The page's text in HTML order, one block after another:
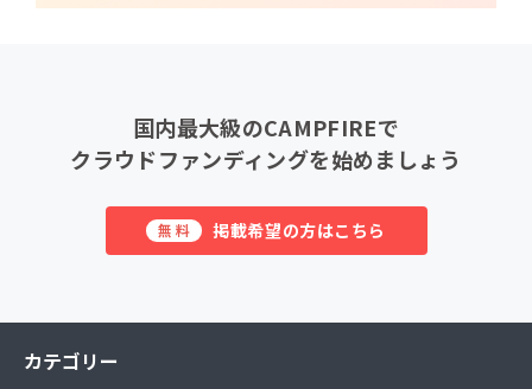
国内最大級のCAMPFIREで
クラウドファンディングを始めましょう
無料 掲載希望の方はこちら
カテゴリー